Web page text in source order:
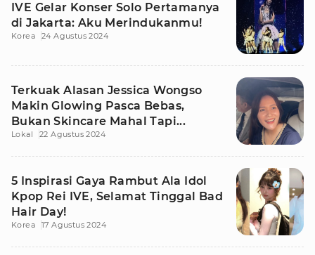
IVE Gelar Konser Solo Pertamanya
di Jakarta: Aku Merindukanmu!
Korea 24 Agustus 2024
Terkuak Alasan Jessica Wongso
Makin Glowing Pasca Bebas,
Bukan Skincare Mahal Tapi...
Lokal 22 Agustus 2024
5 Inspirasi Gaya Rambut Ala Idol
Kpop Rei IVE, Selamat Tinggal Bad
Hair Day!
Korea 17 Agustus 2024